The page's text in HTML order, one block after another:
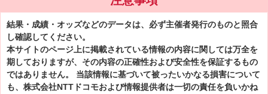
結果・成績・オッズなどのデータは、必ず主催者発行のものと照合
し確認してください。
本サイトのページ上に掲載されている情報の内容に関しては万全を
期しておりますが、その内容の正確性および安全性を保証するもの
ではありません。 当該情報に基づいて被ったいかなる損害について
も、株式会社NTTドコモおよび情報提供者は一切の責任を負いかね